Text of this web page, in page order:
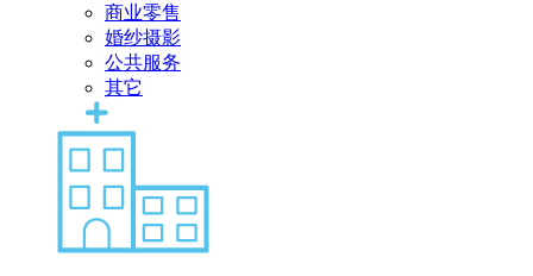
商业零售
婚纱摄影
公共服务
其它